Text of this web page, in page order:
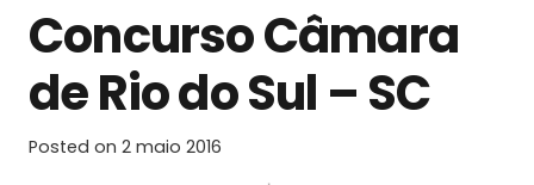
Concurso Câmara
de Rio do Sul – SC
Posted on 2 maio 2016